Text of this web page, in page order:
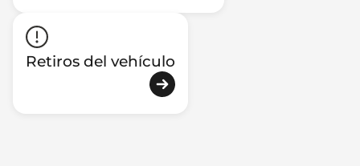
Retiros del vehículo